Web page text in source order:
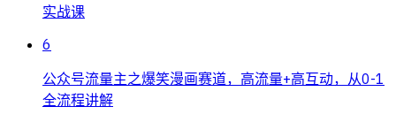
实战课
6
公众号流量主之爆笑漫画赛道，高流量+高互动，从0-1
全流程讲解